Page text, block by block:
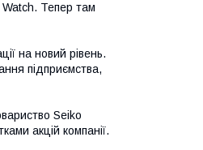
Watch. Тепер там
на новий рівень.
підприємства,
Seiko
акцій компанії.